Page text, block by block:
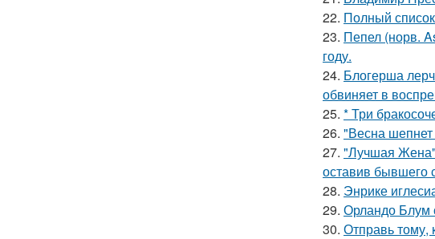
22. Полный
23. Пепел (норв.
году.
24. Блогерша
обвиняет в
25. * Три
26. "Весна шепнет
27. "Лучшая Жена"
оставив бывшего
28. Энрике
29. Орландо Блум
30. Отправь тому,